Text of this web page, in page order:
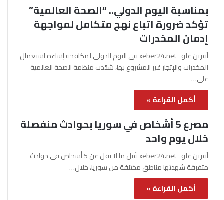
بمناسبة اليوم الدولي.. “الصحة العالمية”
تؤكد ضرورة اتباع نهج متكامل لمواجهة
إدمان المخدرات
آفرين علو ـ xeber24.net في اليوم الدولي لمكافحة إساءة استعمال
المخدرات والإتجار غير المشروع بها، شدّدت منظمة الصحة العالمية
على…
أكمل القراءة »
مصرع 5 أشخاص في سوريا بحوادث منفصلة
خلال يوم واحد
آفرين علو ـ xeber24.net قُتل ما لا يقل عن 5 أشخاص في حوادث
متفرقة شهدتها مناطق مختلفة من سوريا، خلال…
أكمل القراءة »